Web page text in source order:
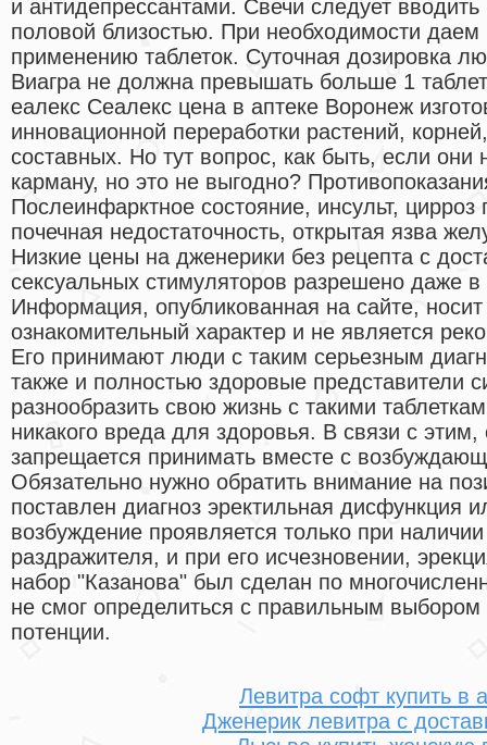
и антидепрессантами. Свечи следует
половой близостью. При необходимости
применению таблеток. Суточная дозировка
Виагра не должна превышать больше 1
еалекс Сеалекс цена в аптеке Воронеж
инновационной переработки растений,
составных. Но тут вопрос, как быть, если они
карману, но это не выгодно?
Послеинфарктное состояние, инсульт, цирроз
почечная недостаточность, открытая язва
Низкие цены на дженерики без рецепта с
сексуальных стимуляторов разрешено даже
Информация, опубликованная на сайте,
ознакомительный характер и не является
Его принимают люди с таким серьезным
также и полностью здоровые представители
разнообразить свою жизнь с такими
никакого вреда для здоровья. В связи с
запрещается принимать вместе с
Обязательно нужно обратить внимание на
поставлен диагноз эректильная дисфункция
возбуждение проявляется только при наличии
раздражителя, и при его исчезновении,
набор "Казанова" был сделан по
не смог определиться с правильным
потенции.
Левитра софт купить в
Дженерик левитра с